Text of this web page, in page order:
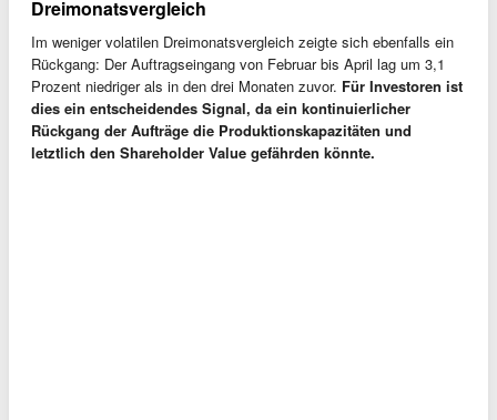
Dreimonatsvergleich
Im weniger volatilen Dreimonatsvergleich zeigte sich ebenfalls ein
Rückgang: Der Auftragseingang von Februar bis April lag um 3,1
Prozent niedriger als in den drei Monaten zuvor. Für Investoren ist
dies ein entscheidendes Signal, da ein kontinuierlicher
Rückgang der Aufträge die Produktionskapazitäten und
letztlich den Shareholder Value gefährden könnte.